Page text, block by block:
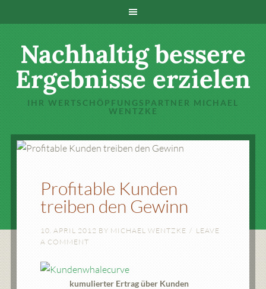
Nachhaltig bessere
Ergebnisse erzielen
IHR WERTSCHÖPFUNGSPARTNER MICHAEL
WENTZKE
Profitable Kunden
treiben den Gewinn
10. APRIL 2012 BY MICHAEL WENTZKE
LEAVE
A COMMENT
kumulierter Ertrag über Kunden